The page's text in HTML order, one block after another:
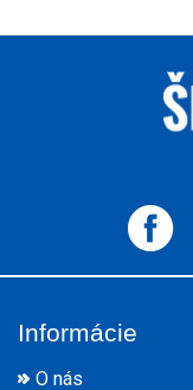
Informácie
O nás